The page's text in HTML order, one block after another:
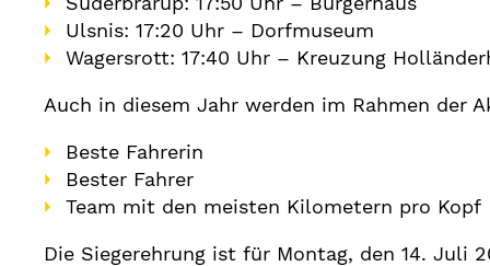
Ulsnis: 17:20 Uhr – Dorfmuseum
Wagersrott: 17:40 Uhr – Kreuzung
Auch in diesem Jahr werden im Rahmen der
Beste Fahrerin
Bester Fahrer
Team mit den meisten Kilometern pro Kopf
Die Siegerehrung ist für Montag, den 14. Juli